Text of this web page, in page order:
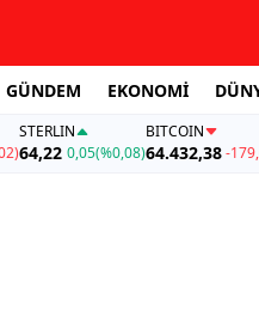
GÜNDEM EKONOMİ
STERLIN
64,22 0,05(%0,08)
BITCOIN
64.432,38-